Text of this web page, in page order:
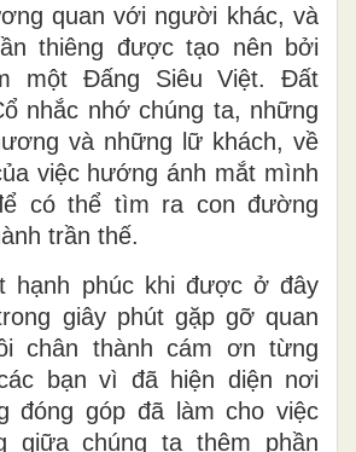
quan với người khác, và
thiêng được tạo nên bởi
một Đấng Siêu Việt. Đất
nhắc nhớ chúng ta, những
và những lữ khách, về
việc hướng ánh mắt mình
có thể tìm ra con đường
trần thế.
hạnh phúc khi được ở đây
giây phút gặp gỡ quan
chân thành cám ơn từng
bạn vì đã hiện diện nơi
đóng góp đã làm cho việc
giữa chúng ta thêm phần